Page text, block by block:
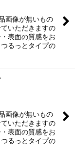
画像が無いもの
いただきますの
表面の質感をお
るっとタイプの
画像が無いもの
いただきますの
表面の質感をお
るっとタイプの